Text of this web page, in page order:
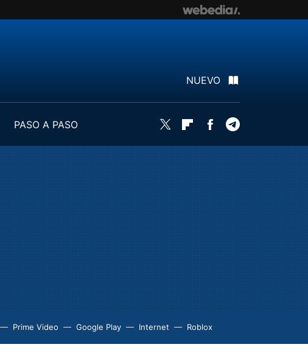
NUEVO
PASO A PASO
Twitter FlipboardFacebook
Prime Video Google Play Internet Roblox